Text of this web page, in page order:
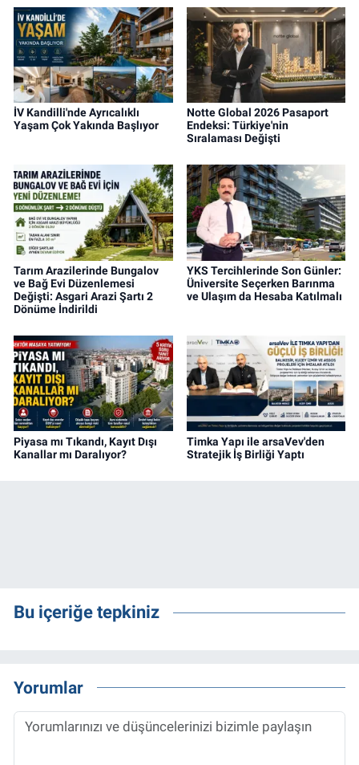
İV Kandilli'nde Ayrıcalıklı
Yaşam Çok Yakında Başlıyor
Notte Global 2026 Pasaport
Endeksi: Türkiye'nin
Sıralaması Değişti
Tarım Arazilerinde Bungalov
ve Bağ Evi Düzenlemesi
Değişti: Asgari Arazi Şartı 2
Dönüme İndirildi
YKS Tercihlerinde Son Günler:
Üniversite Seçerken Barınma
ve Ulaşım da Hesaba Katılmalı
Piyasa mı Tıkandı, Kayıt Dışı
Kanallar mı Daralıyor?
Timka Yapı ile arsaVev'den
Stratejik İş Birliği Yaptı
Bu içeriğe tepkiniz
Yorumlar